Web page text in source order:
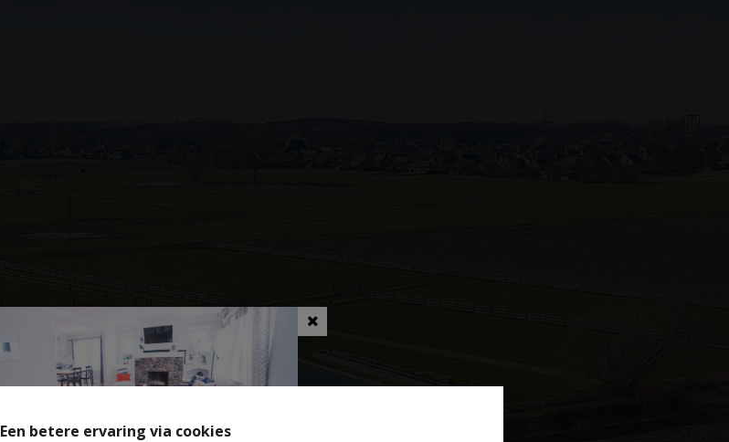
Een betere ervaring via cookies